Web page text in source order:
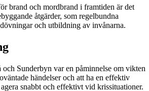
brand och mordbrand i framtiden är det
åtgärder, som regelbundna
och utbildning av invånarna.
Sunderbyn var en påminnelse om vikten
händelser och att ha en effektiv
snabbt och effektivt vid krissituationer.